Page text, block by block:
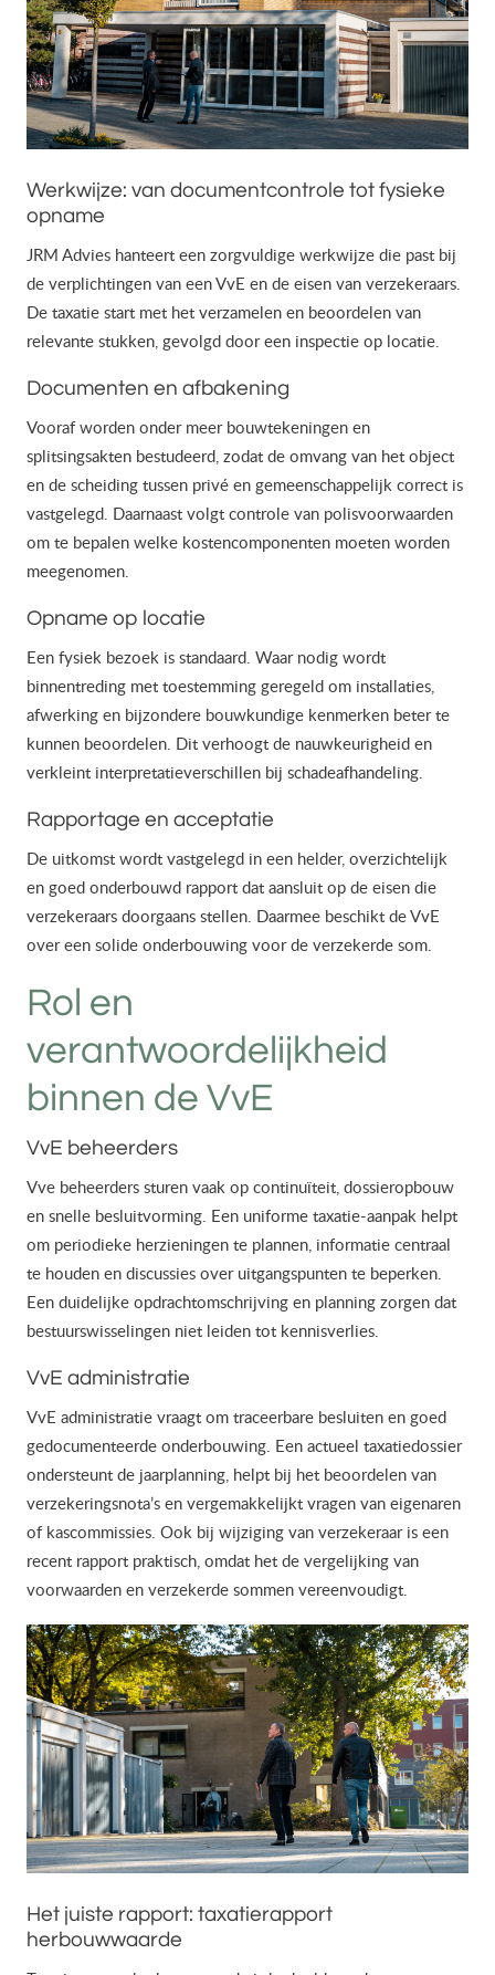
Werkwijze: van documentcontrole tot fysieke
opname
JRM Advies hanteert een zorgvuldige werkwijze die past bij
de verplichtingen van een VvE en de eisen van verzekeraars.
De taxatie start met het verzamelen en beoordelen van
relevante stukken, gevolgd door een inspectie op locatie.
Documenten en afbakening
Vooraf worden onder meer bouwtekeningen en
splitsingsakten bestudeerd, zodat de omvang van het object
en de scheiding tussen privé en gemeenschappelijk correct is
vastgelegd. Daarnaast volgt controle van polisvoorwaarden
om te bepalen welke kostencomponenten moeten worden
meegenomen.
Opname op locatie
Een fysiek bezoek is standaard. Waar nodig wordt
binnentreding met toestemming geregeld om installaties,
afwerking en bijzondere bouwkundige kenmerken beter te
kunnen beoordelen. Dit verhoogt de nauwkeurigheid en
verkleint interpretatieverschillen bij schadeafhandeling.
Rapportage en acceptatie
De uitkomst wordt vastgelegd in een helder, overzichtelijk
en goed onderbouwd rapport dat aansluit op de eisen die
verzekeraars doorgaans stellen. Daarmee beschikt de VvE
over een solide onderbouwing voor de verzekerde som.
Rol en
verantwoordelijkheid
binnen de VvE
VvE beheerders
Vve beheerders sturen vaak op continuïteit, dossieropbouw
en snelle besluitvorming. Een uniforme taxatie-aanpak helpt
om periodieke herzieningen te plannen, informatie centraal
te houden en discussies over uitgangspunten te beperken.
Een duidelijke opdrachtomschrijving en planning zorgen dat
bestuurswisselingen niet leiden tot kennisverlies.
VvE administratie
VvE administratie vraagt om traceerbare besluiten en goed
gedocumenteerde onderbouwing. Een actueel taxatiedossier
ondersteunt de jaarplanning, helpt bij het beoordelen van
verzekeringsnota’s en vergemakkelijkt vragen van eigenaren
of kascommissies. Ook bij wijziging van verzekeraar is een
recent rapport praktisch, omdat het de vergelijking van
voorwaarden en verzekerde sommen vereenvoudigt.
Het juiste rapport: taxatierapport
herbouwwaarde